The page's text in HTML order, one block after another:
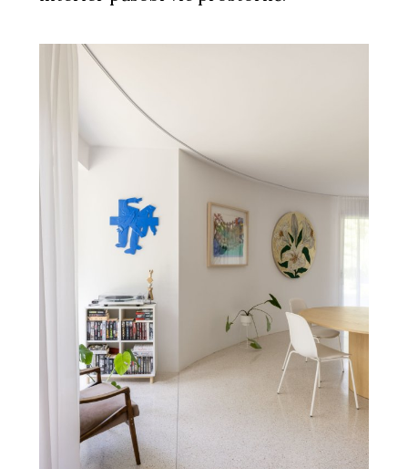
Když židle není jen vaše. Jak zařídit
pohodlné sezení i na sdílených
pracovištích
PRODUKTY
Židle motiv - Wiesner-Hager